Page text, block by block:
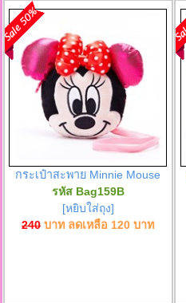
กระเป๋าสะพาย Minnie Mouse
รหัส Bag159B
[หยิบใส่ถุง]
240บาท ลดเหลือ 120 บาท